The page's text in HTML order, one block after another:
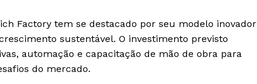
Factory tem se destacado por seu modelo inovador
sustentável. O investimento previsto
automação e capacitação de mão de obra para
do mercado.